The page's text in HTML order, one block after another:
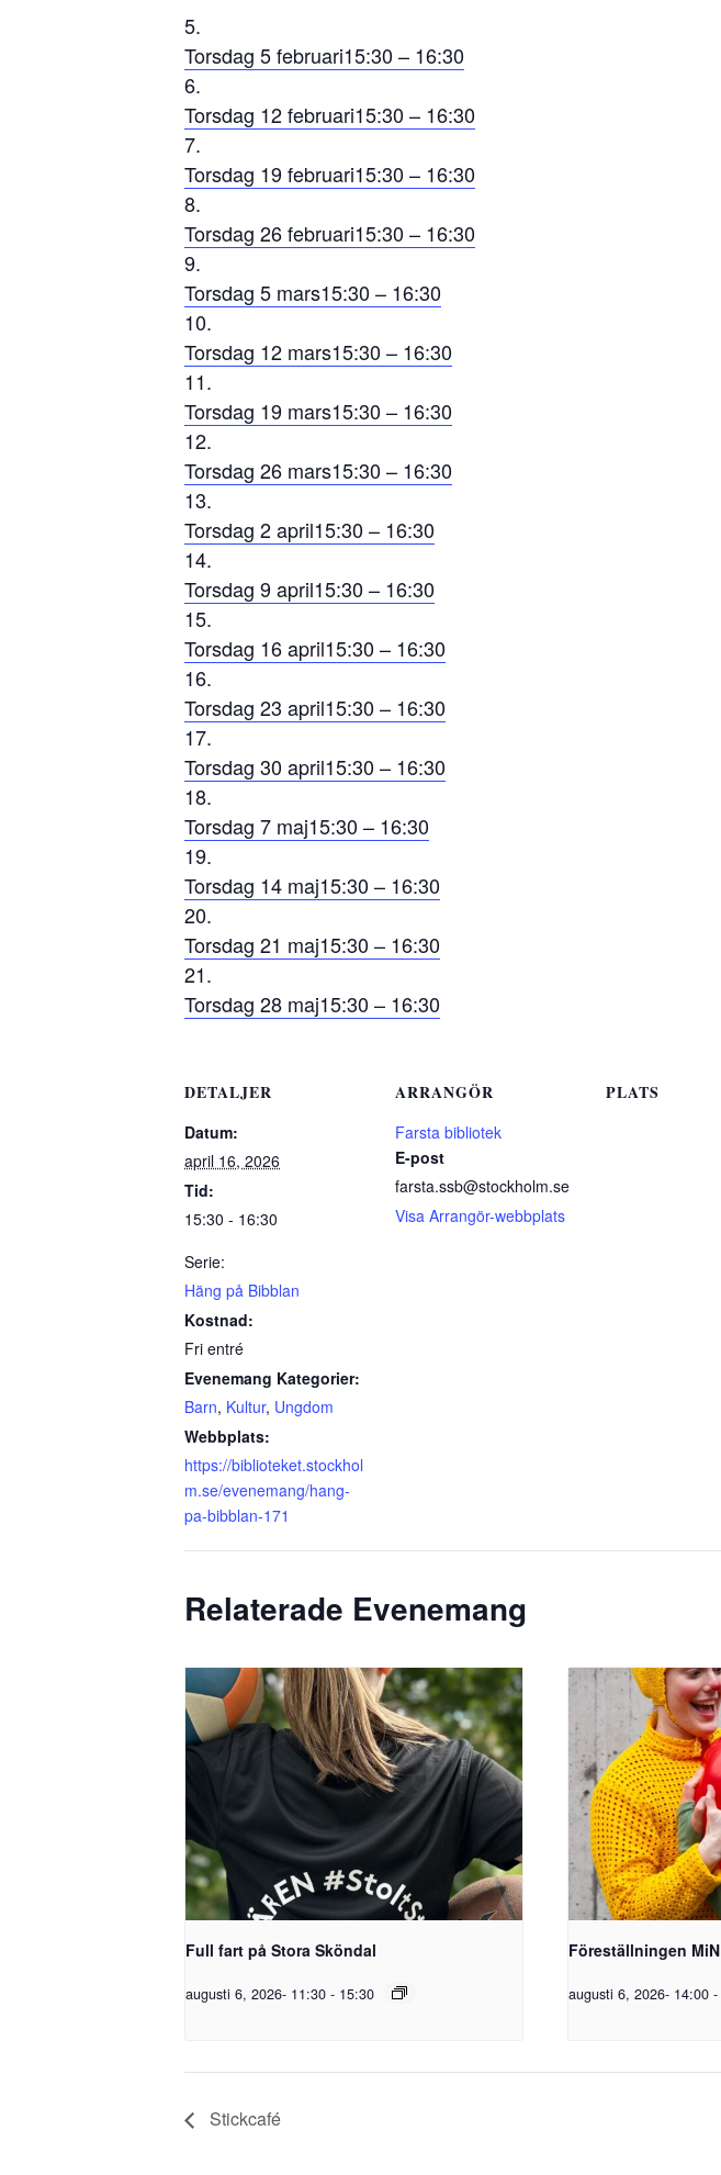
Torsdag 5 februari15:30 – 16:30
Torsdag 12 februari15:30 – 16:30
Torsdag 19 februari15:30 – 16:30
Torsdag 26 februari15:30 – 16:30
Torsdag 5 mars15:30 – 16:30
Torsdag 12 mars15:30 – 16:30
Torsdag 19 mars15:30 – 16:30
Torsdag 26 mars15:30 – 16:30
Torsdag 2 april15:30 – 16:30
Torsdag 9 april15:30 – 16:30
Torsdag 16 april15:30 – 16:30
Torsdag 23 april15:30 – 16:30
Torsdag 30 april15:30 – 16:30
Torsdag 7 maj15:30 – 16:30
Torsdag 14 maj15:30 – 16:30
Torsdag 21 maj15:30 – 16:30
Torsdag 28 maj15:30 – 16:30
DETALJER
Datum:
april 16, 2026
Tid:
15:30 - 16:30
Serie:
Häng på Bibblan
Kostnad:
Fri entré
Evenemang Kategorier:
Barn, Kultur, Ungdom
Webbplats:
https://biblioteket.stockhol
m.se/evenemang/hang-
pa-bibblan-171
ARRANGÖR
Farsta bibliotek
E-post
farsta.ssb@stockholm.se
Visa Arrangör-webbplats
PLATS
Relaterade Evenemang
Full fart på Stora Sköndal
augusti 6, 2026- 11:30 - 15:30
Föreställningen MiN
augusti 6, 2026- 14:00 -
Stickcafé